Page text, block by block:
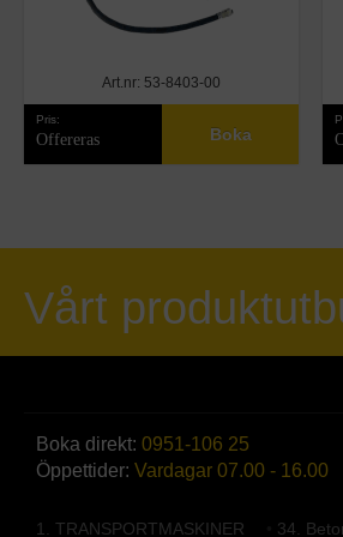
Art.nr: 53-8403-00
Pris:
Offereras Boka
Vårt
Boka direkt: 0951-106 25
Öppettider: Vardagar 07.00 - 16.00
1. TRANSPORTMASKINER 34.